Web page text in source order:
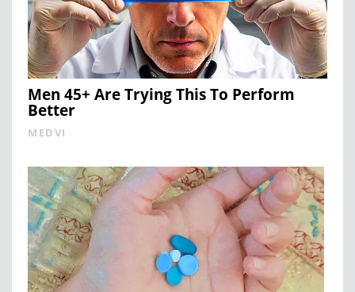
Men 45+ Are Trying This To Perform
Better
MEDVI